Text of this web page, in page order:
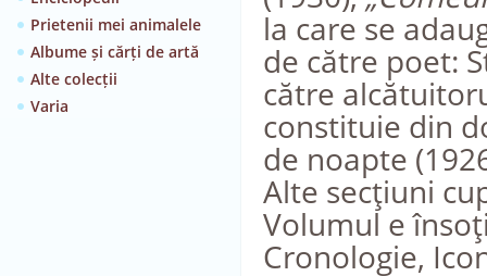
Prietenii mei animalele
Albume și cărți de artă
Alte colecții
Varia
la care se
de către poet:
către
constituie din
de noapte
Alte secţiuni
Volumul e
Cronologie,